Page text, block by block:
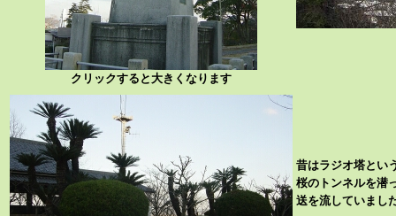
クリックすると大きくなります
昔はラジオ塔とい
桜のトンネルを潜
送を流していまし